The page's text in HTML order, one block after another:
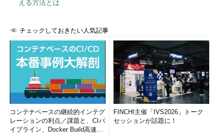
える方法とは
チェックしておきたい人気記事
コンテナベースの継続的インテグ
レーションの利点／課題と、CIパ
イプライン、Docker Build高速化
FINCHI主催「IVS2026」トーク
セッションが話題に！